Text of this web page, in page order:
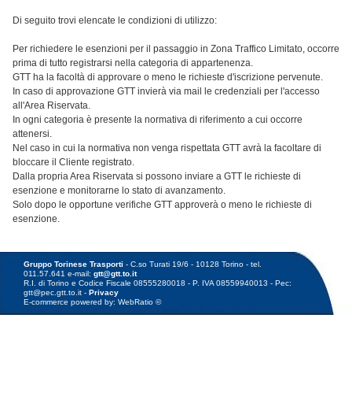
Di seguito trovi elencate le condizioni di utilizzo:
Per richiedere le esenzioni per il passaggio in Zona Traffico Limitato, occorre
prima di tutto registrarsi nella categoria di appartenenza.
GTT ha la facoltà di approvare o meno le richieste d'iscrizione pervenute.
In caso di approvazione GTT invierà via mail le credenziali per l'accesso
all'Area Riservata.
In ogni categoria è presente la normativa di riferimento a cui occorre
attenersi.
Nel caso in cui la normativa non venga rispettata GTT avrà la facoltare di
bloccare il Cliente registrato.
Dalla propria Area Riservata si possono inviare a GTT le richieste di
esenzione e monitorarne lo stato di avanzamento.
Solo dopo le opportune verifiche GTT approverà o meno le richieste di
esenzione.
Gruppo Torinese Trasporti - C.so Turati 19/6 - 10128 Torino - tel.
011.57.641 e-mail:gtt@gtt.to.it
R.I. di Torino e Codice Fiscale 08555280018 - P. IVA 08559940013 - Pec:
gtt@pec.gtt.to.it -Privacy
E-commerce powered by: WebRatio ©